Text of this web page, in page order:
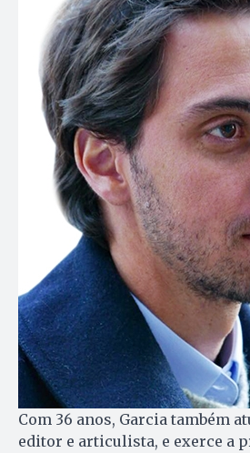
Com 36 anos, Garcia também
editor e articulista, e exerce a